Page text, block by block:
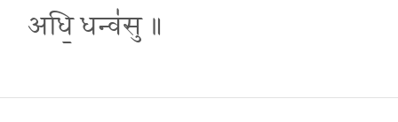
अधि॒ धन्व॑सु ॥